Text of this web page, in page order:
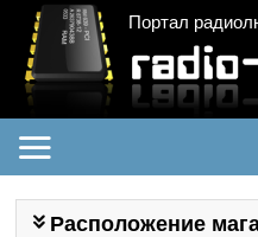
Портал
Расположение